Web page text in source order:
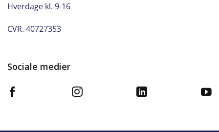
Hverdage kl. 9-16
CVR. 40727353
Sociale medier